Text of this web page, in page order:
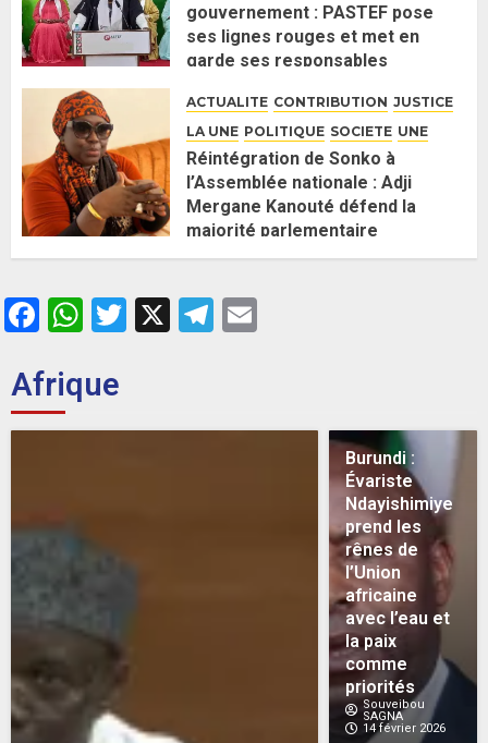
gouvernement : PASTEF pose
ses lignes rouges et met en
garde ses responsables
ACTUALITE CONTRIBUTION JUSTICE
LA UNE POLITIQUE SOCIETE UNE
Réintégration de Sonko à
l’Assemblée nationale : Adji
Mergane Kanouté défend la
majorité parlementaire
26 MAI 2026 0
Facebook
WhatsApp
Twitter
X Telegram
Afrique
Burundi :
Évariste
Ndayishimiye
prend les
rênes de
l’Union
africaine
avec l’eau et
la paix
comme
priorités
Souveibou
SAGNA
14 février 2026